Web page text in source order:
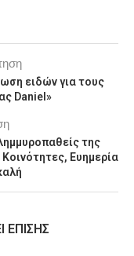
ειδών για τους
Daniel»
της
Ευημερία
ΕΠΊΣΗΣ